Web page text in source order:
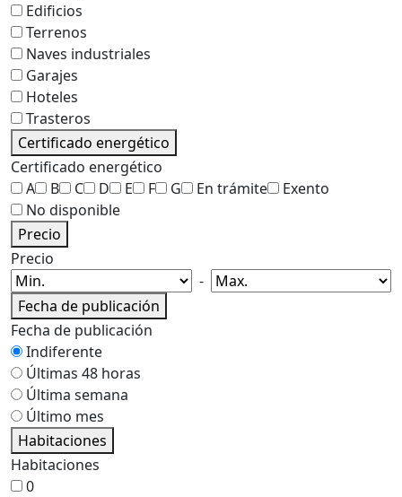
Edificios
Terrenos
Naves industriales
Garajes
Hoteles
Trasteros
Certificado energético
Certificado energético
A
B C D E F G En trámite
Exento
No disponible
Precio
Precio
-
Fecha de publicación
Fecha de publicación
Indiferente
Últimas 48 horas
Última semana
Último mes
Habitaciones
Habitaciones
0